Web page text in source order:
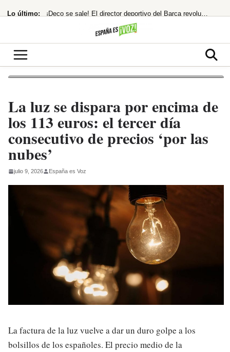
al Lo último: ¡Deco se sale! El director deportivo del Barça revoluciona el mercado a golpe
Sorpresa terrorífica en HBO Max en 2026
¡Bomba en Europa! Meloni y Frederiksen se unen contra Sánchez por la inmigración
La luz se dispara por encima de
los 113 euros: el tercer día
consecutivo de precios ‘por las
nubes’
julio 9, 2026 España es Voz
La factura de la luz vuelve a dar un duro golpe a los
bolsillos de los españoles. El precio medio de la